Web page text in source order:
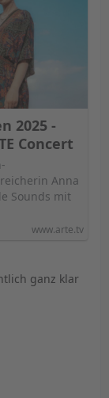
2025 -
Concert
Anna
Sounds mit
www.arte.tv
ganz klar